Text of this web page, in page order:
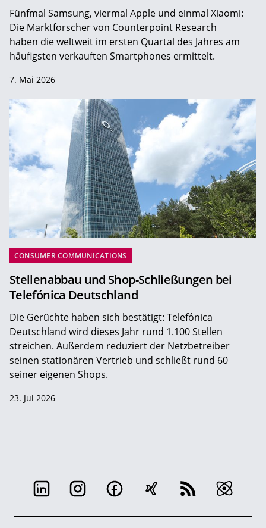
Fünfmal Samsung, viermal Apple und einmal Xiaomi:
Die Marktforscher von Counterpoint Research
haben die weltweit im ersten Quartal des Jahres am
häufigsten verkauften Smartphones ermittelt.
7. Mai 2026
CONSUMER COMMUNICATIONS
Stellenabbau und Shop-Schließungen bei
Telefónica Deutschland
Die Gerüchte haben sich bestätigt: Telefónica
Deutschland wird dieses Jahr rund 1.100 Stellen
streichen. Außerdem reduziert der Netzbetreiber
seinen stationären Vertrieb und schließt rund 60
seiner eigenen Shops.
23. Jul 2026